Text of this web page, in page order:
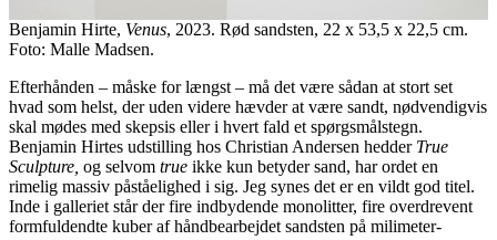
Benjamin Hirte, Venus, 2023. Rød sandsten, 22 x 53,5 x 22,5 cm.
Foto: Malle Madsen.
Efterhånden – måske for længst – må det være sådan at stort set
hvad som helst, der uden videre hævder at være sandt, nødvendigvis
skal mødes med skepsis eller i hvert fald et spørgsmålstegn.
Benjamin Hirtes udstilling hos Christian Andersen hedder True
Sculpture, og selvom true ikke kun betyder sand, har ordet en
rimelig massiv påståelighed i sig. Jeg synes det er en vildt god titel.
Inde i galleriet står der fire indbydende monolitter, fire overdrevent
formfuldendte kuber af håndbearbejdet sandsten på milimeter-